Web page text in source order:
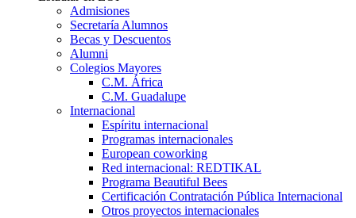
Admisiones
Secretaría Alumnos
Becas y Descuentos
Alumni
Colegios Mayores
C.M. África
C.M. Guadalupe
Internacional
Espíritu internacional
Programas internacionales
European coworking
Red internacional: REDTIKAL
Programa Beautiful Bees
Certificación Contratación Pública Internacional
Otros proyectos internacionales